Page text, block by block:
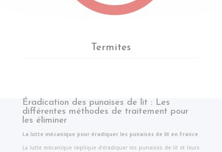
Termites
Éradication des punaises de lit : Les
différentes méthodes de traitement pour
les éliminer
La lutte mécanique pour éradiquer les punaises de lit en France
La lutte mécanique implique d’éradiquer les punaises de lit et leurs